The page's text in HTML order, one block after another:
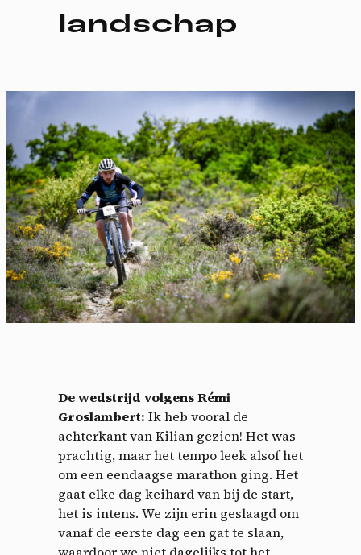
landschap
De wedstrijd volgens Rémi
Groslambert: Ik heb vooral de
achterkant van Kilian gezien! Het was
prachtig, maar het tempo leek alsof het
om een eendaagse marathon ging. Het
gaat elke dag keihard van bij de start,
het is intens. We zijn erin geslaagd om
vanaf de eerste dag een gat te slaan,